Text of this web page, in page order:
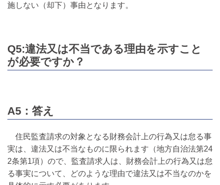
施しない（却下）事由となります。
Q5:違法又は不当である理由を示すこと
が必要ですか？
A5：答え
住民監査請求の対象となる財務会計上の行為又は怠る事
実は、違法又は不当なものに限られます（地方自治法第24
2条第1項）ので、監査請求人は、財務会計上の行為又は怠
る事実について、どのような理由で違法又は不当なのかを